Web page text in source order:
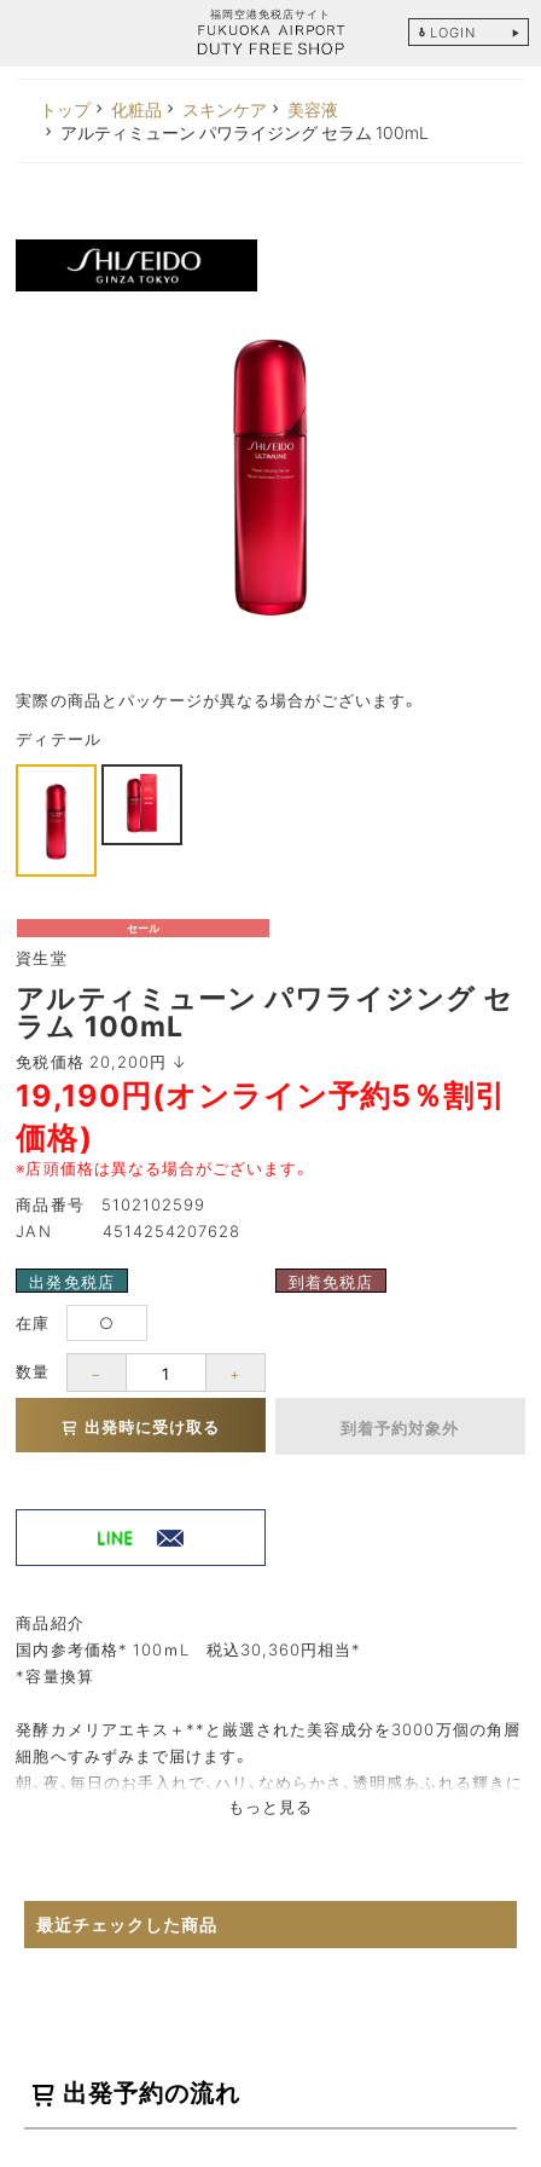
福岡空港免税店サイト
LOGIN
トップ 化粧品 スキンケア
美容液
アルティミューン パワライジング セラム 100mL
実際の商品とパッケージが異なる場合がございます。
ディテール
セール
資生堂
アルティミューン パワライジング セ
ラム 100mL
免税価格 20,200円 ↓
19,190円(オンライン予約5％割引
価格)
※店頭価格は異なる場合がございます。
商品番号 5102102599
JAN 4514254207628
出発免税店
在庫
○
数量 − +
出発時に受け取る
到着免税店
到着予約対象外
商品紹介
国内参考価格* 100ｍL 税込30,360円相当*
*容量換算
発酵カメリアエキス＋**と厳選された美容成分を3000万個の角層
細胞へすみずみまで届けます。
朝、夜、毎日のお手入れで、ハリ、なめらかさ、透明感あふれる輝きに
満ち、うるおいが湧きあがるような肌へ。
もっと見る
最近チェックした商品
出発予約の流れ